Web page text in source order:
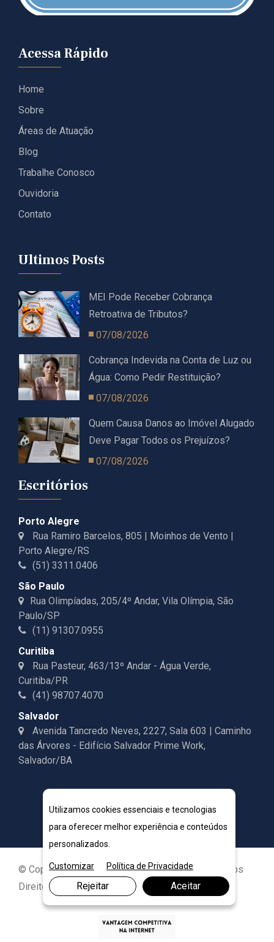
Acessa Rápido
Home
Sobre
Áreas de Atuação
Blog
Trabalhe Conosco
Ouvidoria
Contato
Ultimos Posts
MEI Pode Receber Cobrança
Retroativa de Tributos?
07/08/2026
Cobrança Indevida na Conta de Luz ou
Água: Como Pedir Restituição?
07/08/2026
Quem Causa Danos ao Imóvel Alugado
Deve Pagar Todos os Prejuízos?
07/08/2026
Escritórios
Porto Alegre
Rua Ramiro Barcelos, 805 | Moinhos de Vento |
Porto Alegre/RS
(51) 3311.0406
São Paulo
Rua Olimpíadas, 205/4º Andar, Vila Olímpia, São
Paulo/SP
(11) 91307.0955
Curitiba
Rua Pasteur, 463/13º Andar - Água Verde,
Curitiba/PR
(41) 98707.4070
Salvador
Avenida Tancredo Neves, 2227, Sala 603 | Caminho
das Árvores - Edifício Salvador Prime Work,
Salvador/BA
© Copyright 2026. DIVIA Marketing Digital. Todos os
Direitos Reservados
Utilizamos cookies essenciais e tecnologias
para oferecer melhor experiência e conteúdos
personalizados.
Customizar Política de Privacidade
Rejeitar Aceitar